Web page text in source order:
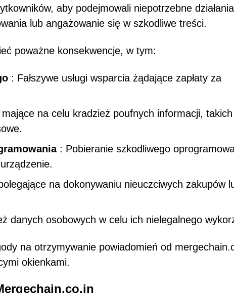
aby podejmowali niepotrzebne
lub angażowanie się w szkodliwe treści.
poważne konsekwencje, w tym:
: Fałszywe usługi wsparcia żądające zapłaty za
na celu kradzież poufnych informacji,
: Pobieranie szkodliwego
na dokonywaniu nieuczciwych zakupów
danych osobowych w celu ich nielegalnego
na otrzymywanie powiadomień od
okienkami.